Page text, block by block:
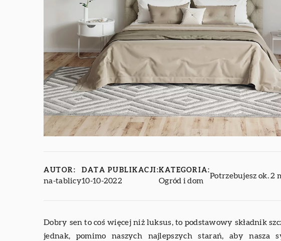
AUTOR:
na-tablicy
DATA PUBLIKACJI:
10-10-2022
KATEGORIA:
Ogród i dom
Potrzebujesz ok. 2
Dobry sen to coś więcej niż luksus, to podstawowy składnik
jednak, pomimo naszych najlepszych starań, aby nasza